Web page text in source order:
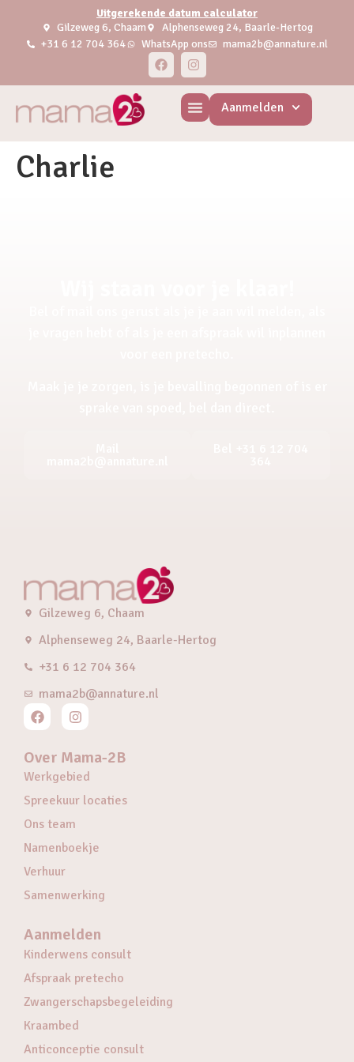
Uitgerekende datum calculator
Gilzeweg 6, Chaam
Alphenseweg 24, Baarle-Hertog
+31 6 12 704 364
WhatsApp ons mama2b@annature.nl
Aanmelden
Charlie
Gilzeweg 6, Chaam
Alphenseweg 24, Baarle-Hertog
+31 6 12 704 364
mama2b@annature.nl
Over Mama-2B
Werkgebied
Spreekuur locaties
Ons team
Namenboekje
Verhuur
Samenwerking
Aanmelden
Kinderwens consult
Afspraak pretecho
Zwangerschapsbegeleiding
Kraambed
Anticonceptie consult